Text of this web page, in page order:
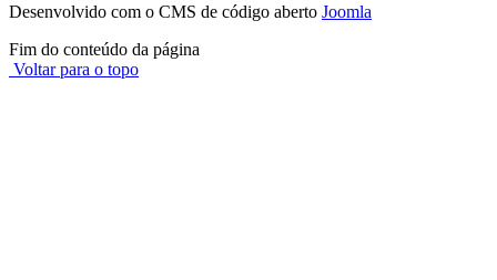
Desenvolvido com o CMS de código aberto Joomla
Fim do conteúdo da página
Voltar para o topo